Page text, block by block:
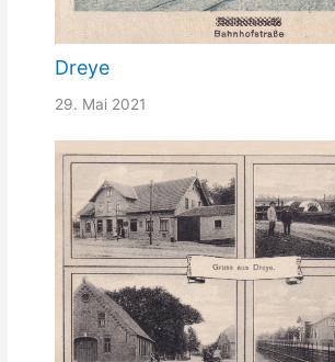
Dreye
29. Mai 2021